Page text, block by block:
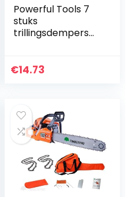
Powerful Tools 7
stuks
trillingsdempers
set voor Stihl 026
€14.73